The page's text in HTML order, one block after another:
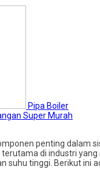
Pipa Boiler
Super Murah
penting dalam
di industri
suhu tinggi. Berikut ini